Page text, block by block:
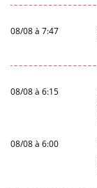
08/08 à 7:47
08/08 à 6:15
08/08 à 6:00